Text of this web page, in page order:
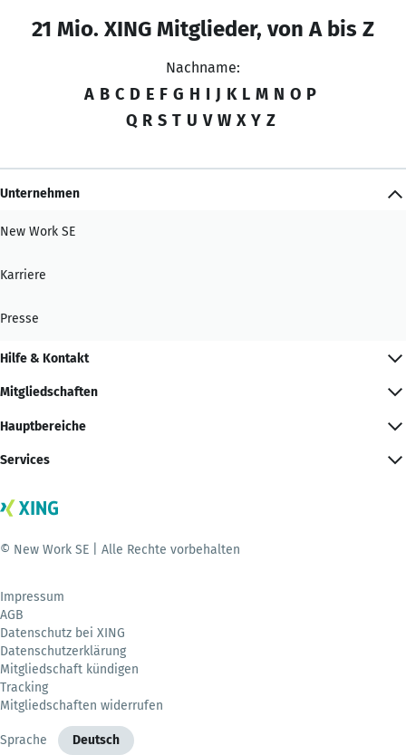
21 Mio. XING Mitglieder, von A bis Z
Nachname:
A B C D E F G H I J K L M N O P
Q R S T U V W X Y Z
Unternehmen
New Work SE
Karriere
Presse
Hilfe & Kontakt
Mitgliedschaften
Hauptbereiche
Services
© New Work SE | Alle Rechte vorbehalten
Impressum
AGB
Datenschutz bei XING
Datenschutzerklärung
Mitgliedschaft kündigen
Tracking
Mitgliedschaften widerrufen
Sprache Deutsch